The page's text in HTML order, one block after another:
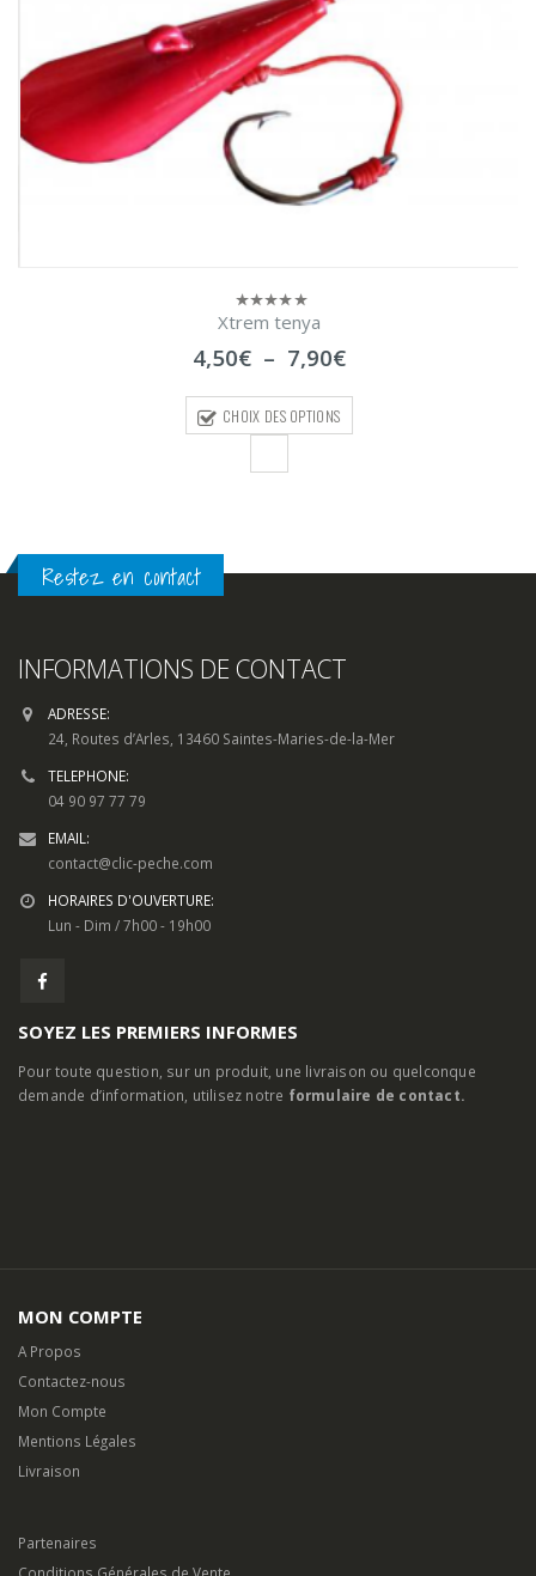
0
5
Xtrem tenya
4,50€ – 7,90€Plage
prix :
à
CHOIX DES OPTIONS
Restez en contact
INFORMATIONS DE CONTACT
ADRESSE:
24, Routes d’Arles, 13460 Saintes-Maries-de-la-Mer
TELEPHONE:
04 90 97 77 79
EMAIL:
contact@clic-peche.com
HORAIRES D'OUVERTURE:
Lun - Dim / 7h00 - 19h00
SOYEZ LES PREMIERS INFORMES
Pour toute question, sur un produit, une livraison ou quelconque
demande d’information, utilisez notre formulaire de contact.
MON COMPTE
A Propos
Contactez-nous
Mon Compte
Mentions Légales
Livraison
Partenaires